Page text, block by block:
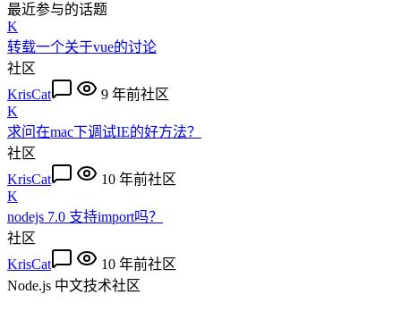
最近参与的话题
K
转载一个关于vue的讨论
社区
KrisCat
9 年前社区
K
求问在mac下调试IE的好方法？
社区
KrisCat
10 年前社区
K
nodejs 7.0 支持import吗？
社区
KrisCat
10 年前社区
Node.js 中文技术社区